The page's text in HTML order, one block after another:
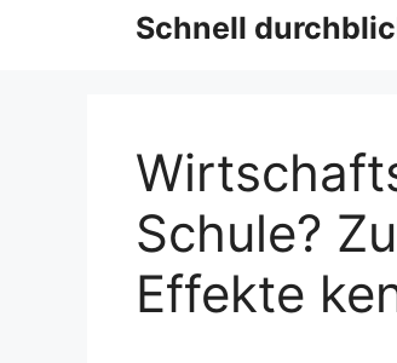
Schnell
Schule?
Effekte